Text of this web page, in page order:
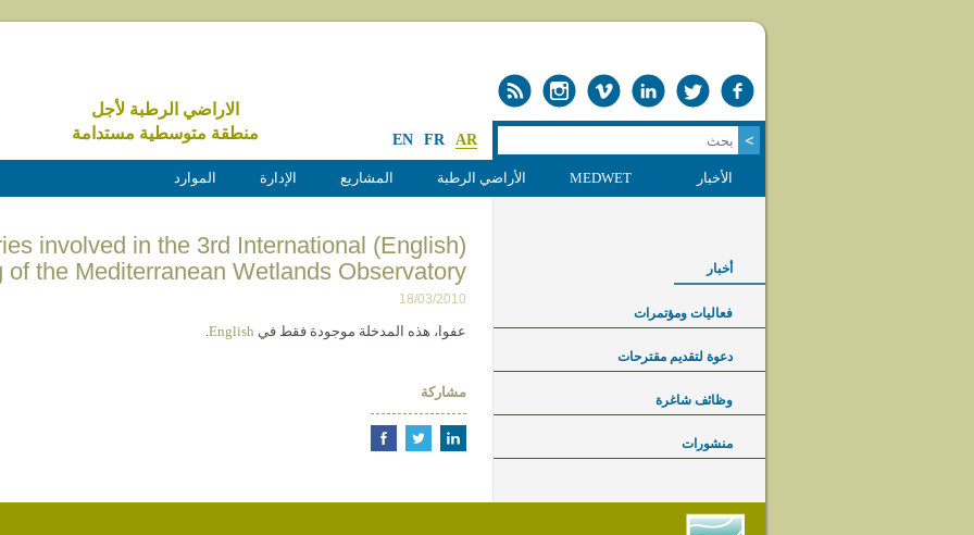
الاراضي الرطبة لأجل
منطقة متوسطية مستدامة
EN FR AR
الأخبار MEDWET الأراضي الرطبة المشاريع الإدارة الموارد
involved in the 3rd International
of the Mediterranean Wetlands Observatory
18/03/2010
عفوا، هذه المدخلة موجودة فقط في English
.
مشاركة
أخبار
فعاليات ومؤتمرات
دعوة لتقديم مقترحات
وظائف شاغرة
منشورات